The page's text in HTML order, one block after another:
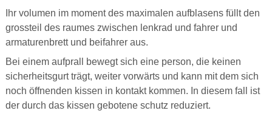
Ihr volumen im moment des maximalen aufblasens füllt den
grossteil des raumes zwischen lenkrad und fahrer und
armaturenbrett und beifahrer aus.
Bei einem aufprall bewegt sich eine person, die keinen
sicherheitsgurt trägt, weiter vorwärts und kann mit dem sich
noch öffnenden kissen in kontakt kommen. In diesem fall ist
der durch das kissen gebotene schutz reduziert.